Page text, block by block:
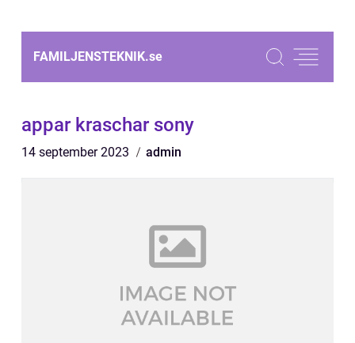
FAMILJENSTEKNIK.se
appar kraschar sony
14 september 2023 admin